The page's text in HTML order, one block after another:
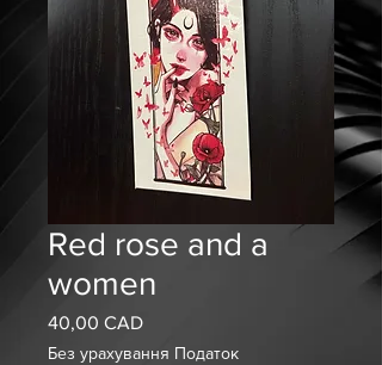
Red rose and a
women
40,00 CADЦіна
Без урахування Податок